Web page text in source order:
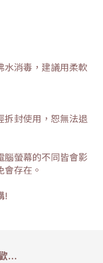
水消毒，建議用柔軟
封使用，恕無法退
螢幕的不同皆會影
存在。
!
...